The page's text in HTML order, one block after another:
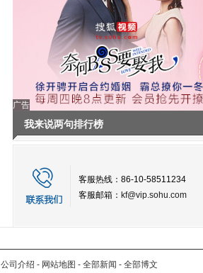
广告
我来说两句排行榜
客服热线：86-10-58511234
客服邮箱： kf@vip.sohu.com
公司介绍 - 网站地图 - 全部新闻 - 全部博文